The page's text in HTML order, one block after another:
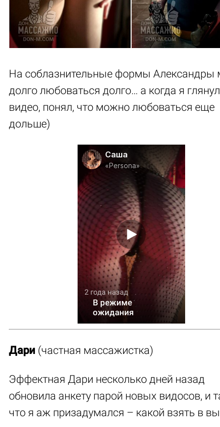
На соблазнительные формы Александры
долго любоваться долго… а когда я глянул
видео, понял, что можно любоваться еще
дольше)
2 года назад
В режиме
ожидания
Саша
«Persona»
Дари (частная массажистка)
Эффектная Дари несколько дней назад
обновила анкету парой новых видосов, и
что я аж призадумался – какой взять в